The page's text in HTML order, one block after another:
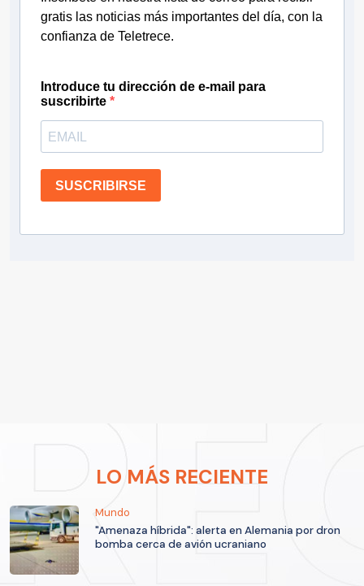
gratis las noticias más importantes del día, con la
confianza de Teletrece.
Introduce tu dirección de e-mail para
suscribirte
SUSCRIBIRSE
LO MÁS RECIENTE
Mundo
"Amenaza híbrida": alerta en Alemania por dron
bomba cerca de avión ucraniano